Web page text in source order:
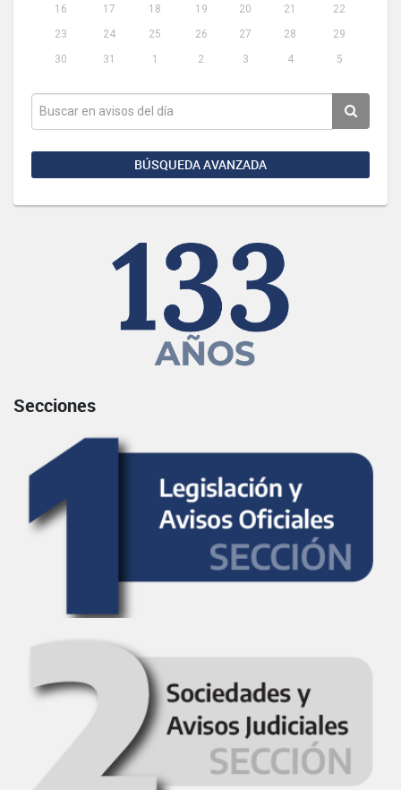
16
17 18 19 20 21
22
23
24 25 26 27 28
29
30
31 1 2 3 4 5
BÚSQUEDA AVANZADA
Secciones